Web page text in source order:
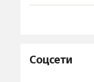
Соцсети